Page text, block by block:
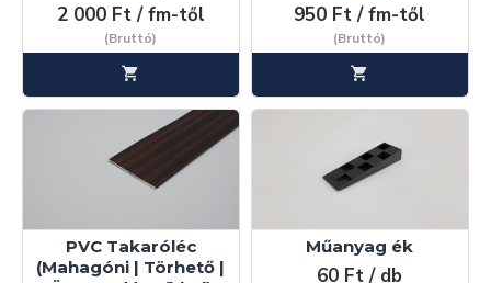
2 000 Ft / fm-től
(Bruttó)
950 Ft / fm-től
(Bruttó)
PVC Takaróléc
(Mahagóni | Törhető |
Műanyag ék
60 Ft / db